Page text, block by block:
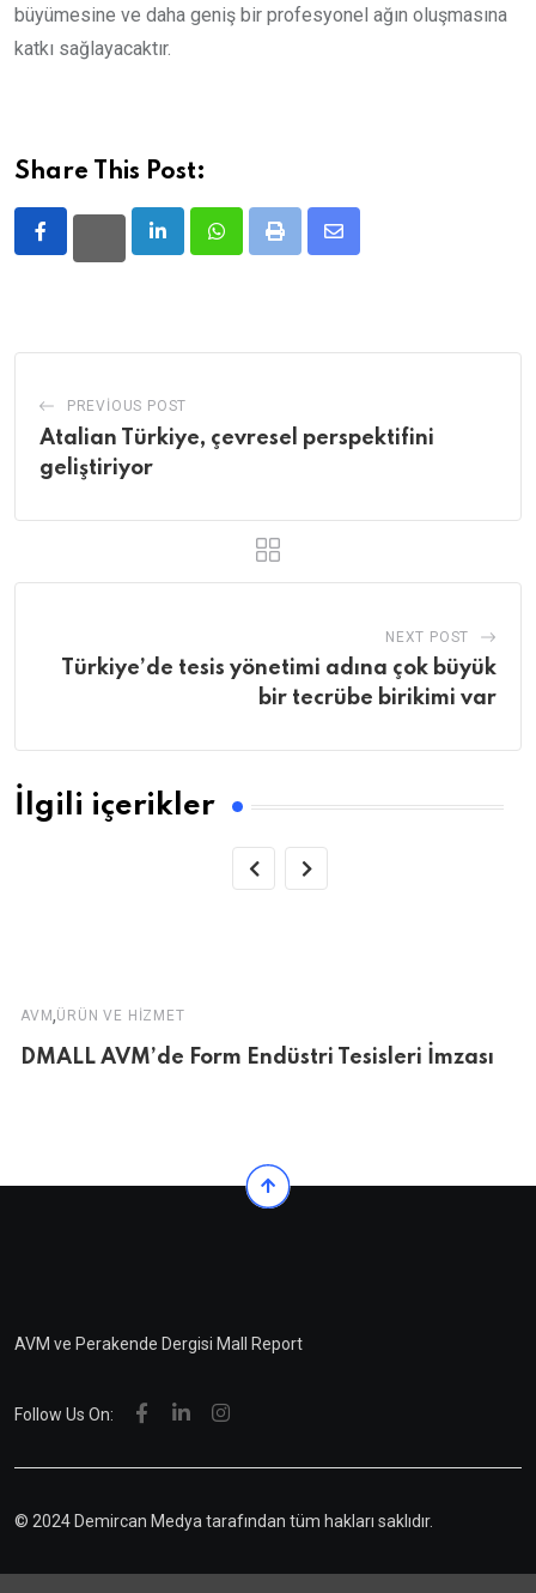
büyümesine ve daha geniş bir profesyonel ağın oluşmasına
katkı sağlayacaktır.
Share This Post:
LinkedInWhatsappPrint
Share
PREVIOUS POST
Atalian Türkiye, çevresel perspektifini
geliştiriyor
NEXT POST
Türkiye’de tesis yönetimi adına çok büyük
bir tecrübe birikimi var
İlgili içerikler
AVM,ÜRÜN VE HIZMET
DMALL AVM’de Form Endüstri Tesisleri İmzası
AVM ve Perakende Dergisi Mall Report
Follow Us On:
© 2024 Demircan Medya tarafından tüm hakları saklıdır.